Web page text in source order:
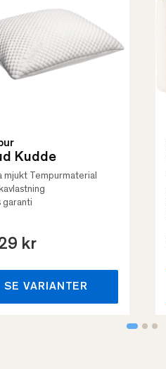
Kudde
mjukt Tempurmaterial
garanti
kr
SE VARIANTER